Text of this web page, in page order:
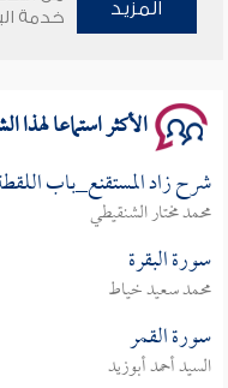
وأمنهم من خوف 9
المزيد
خدمة
الأكثر استماعا لهذا
شرح زاد المستقنع_باب
محمد مختار الشنقيطي
سورة البقرة
محمد سعيد خياط
سورة القمر
السيد أحمد أبوزيد